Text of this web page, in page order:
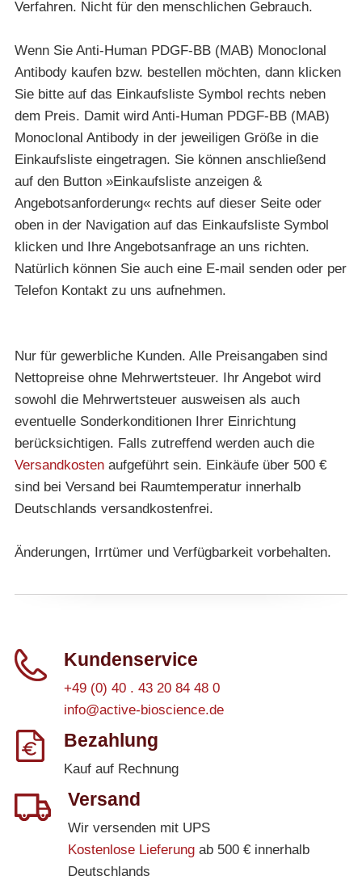
Verfahren. Nicht für den menschlichen Gebrauch.
Wenn Sie Anti-Human PDGF-BB (MAB) Monoclonal
Antibody kaufen bzw. bestellen möchten, dann klicken
Sie bitte auf das Einkaufsliste Symbol rechts neben
dem Preis. Damit wird Anti-Human PDGF-BB (MAB)
Monoclonal Antibody in der jeweiligen Größe in die
Einkaufsliste eingetragen. Sie können anschließend
auf den Button »Einkaufsliste anzeigen &
Angebotsanforderung« rechts auf dieser Seite oder
oben in der Navigation auf das Einkaufsliste Symbol
klicken und Ihre Angebotsanfrage an uns richten.
Natürlich können Sie auch eine E-mail senden oder per
Telefon Kontakt zu uns aufnehmen.
Nur für gewerbliche Kunden. Alle Preisangaben sind
Nettopreise ohne Mehrwertsteuer. Ihr Angebot wird
sowohl die Mehrwertsteuer ausweisen als auch
eventuelle Sonderkonditionen Ihrer Einrichtung
berücksichtigen. Falls zutreffend werden auch die
Versandkostenaufgeführt sein. Einkäufe über 500 €
sind bei Versand bei Raumtemperatur innerhalb
Deutschlands versandkostenfrei.
Änderungen, Irrtümer und Verfügbarkeit vorbehalten.
Kundenservice
+49 (0) 40 . 43 20 84 48 0
info@active-bioscience.de
Bezahlung
Kauf auf Rechnung
Versand
Wir versenden mit UPS
Kostenlose Lieferungab 500 € innerhalb
Deutschlands